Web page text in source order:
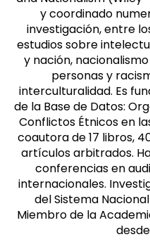
y coordinado
investigación, entre
estudios sobre
y nación,
personas y
interculturalidad. Es
de la Base de Datos:
Conflictos Étnicos en
coautora de 17 libros,
artículos arbitrados.
conferencias en
internacionales.
del Sistema
Miembro de la
desde